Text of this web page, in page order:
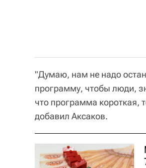
"Думаю, нам не надо
программу, чтобы люди,
что программа короткая,
добавил Аксаков.